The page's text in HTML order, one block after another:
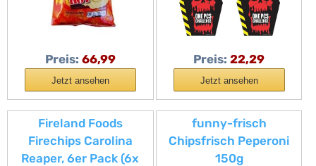
Preis: 66,99
Jetzt ansehen
Preis: 22,29
Jetzt ansehen
Fireland Foods
Firechips Carolina
Reaper, 6er Pack (6x
funny-frisch
Chipsfrisch Peperoni
150g